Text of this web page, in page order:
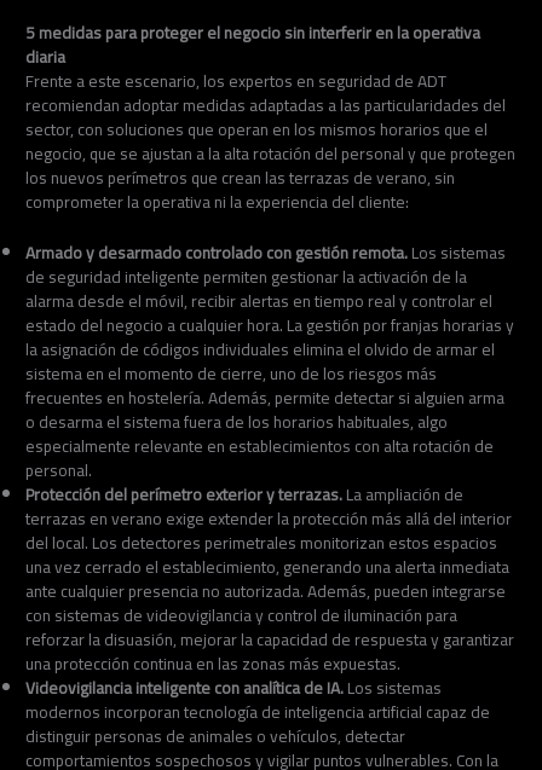
5 medidas para proteger el negocio sin interferir en la operativa
diaria
Frente a este escenario, los expertos en seguridad de ADT
recomiendan adoptar medidas adaptadas a las particularidades del
sector, con soluciones que operan en los mismos horarios que el
negocio, que se ajustan a la alta rotación del personal y que protegen
los nuevos perímetros que crean las terrazas de verano, sin
comprometer la operativa ni la experiencia del cliente:
Armado y desarmado controlado con gestión remota.Los sistemas
de seguridad inteligente permiten gestionar la activación de la
alarma desde el móvil, recibir alertas en tiempo real y controlar el
estado del negocio a cualquier hora. La gestión por franjas horarias y
la asignación de códigos individuales elimina el olvido de armar el
sistema en el momento de cierre, uno de los riesgos más
frecuentes en hostelería. Además, permite detectar si alguien arma
o desarma el sistema fuera de los horarios habituales, algo
especialmente relevante en establecimientos con alta rotación de
personal.
Protección del perímetro exterior y terrazas.La ampliación de
terrazas en verano exige extender la protección más allá del interior
del local. Los detectores perimetrales monitorizan estos espacios
una vez cerrado el establecimiento, generando una alerta inmediata
ante cualquier presencia no autorizada. Además, pueden integrarse
con sistemas de videovigilancia y control de iluminación para
reforzar la disuasión, mejorar la capacidad de respuesta y garantizar
una protección continua en las zonas más expuestas.
Videovigilancia inteligente con analítica de IA.Los sistemas
modernos incorporan tecnología de inteligencia artificial capaz de
distinguir personas de animales o vehículos, detectar
comportamientos sospechosos y vigilar puntos vulnerables. Con la